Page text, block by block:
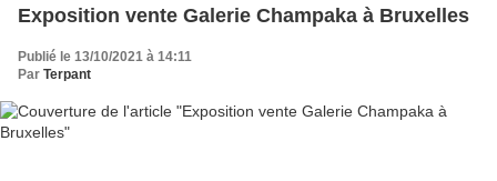
Exposition vente Galerie Champaka à Bruxelles
Publié le 13/10/2021 à 14:11
Par Terpant